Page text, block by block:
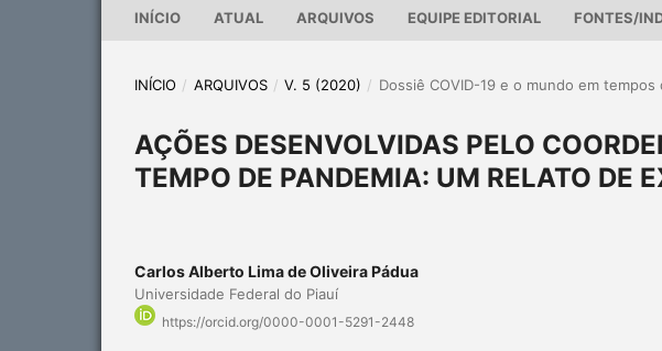
INÍCIO ATUAL ARQUIVOS EQUIPE EDITORIAL FONTES/
INÍCIO / ARQUIVOS / V. 5 (2020) / Dossiê COVID-19 e o mundo em tempos
AÇÕES DESENVOLVIDAS PELO
TEMPO DE PANDEMIA: UM RELATO DE
Carlos Alberto Lima de Oliveira Pádua
Universidade Federal do Piauí
https://orcid.org/0000-0001-5291-2448